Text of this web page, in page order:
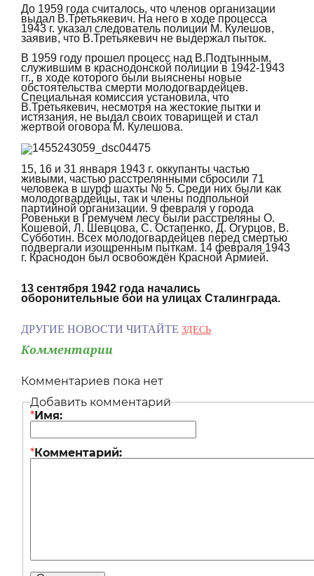
До 1959 года считалось, что членов организации
выдал В.Третьякевич. На него в ходе процесса
1943 г. указал следователь полиции М. Кулешов,
заявив, что В.Третьякевич не выдержал пыток.
В 1959 году прошел процесс над В.Подтынным,
служившим в краснодонской полиции в 1942-1943
гг., в ходе которого были выяснены новые
обстоятельства смерти молодогвардейцев.
Специальная комиссия установила, что
В.Третьякевич, несмотря на жестокие пытки и
истязания, не выдал своих товарищей и стал
жертвой оговора М. Кулешова.
15, 16 и 31 января 1943 г. оккупанты частью
живыми, частью расстрелянными сбросили 71
человека в шурф шахты № 5. Среди них были как
молодогвардейцы, так и члены подпольной
партийной организации. 9 февраля у города
Ровеньки в Гремучем лесу были расстреляны О.
Кошевой, Л. Шевцова, С. Остапенко, Д. Огурцов, В.
Субботин. Всех молодогвардейцев перед смертью
подвергали изощренным пыткам. 14 февраля 1943
г. Краснодон был освобождён Красной Армией.
13 сентября 1942 года начались
оборонительные бои на улицах Сталинграда.
ДРУГИЕ НОВОСТИ ЧИТАЙТЕ ЗДЕСЬ
Комментарии
Комментариев пока нет
Добавить комментарий
* Имя:
* Комментарий: